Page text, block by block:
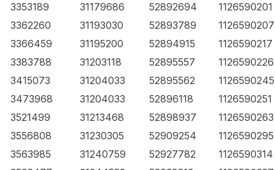
3353189
31179686 52892694
1126590201
3362260
31193030 52893789
1126590207
3366459
31195200 52894915
1126590217
3383788
31203118 52895557
1126590226
3415073
31204033 52895562
1126590245
3473968
31204033 52896118
1126590251
3521499
31213468 52898937
1126590263
3556808
31230305 52909254
1126590295
3563985
31240759 52927782
1126590314